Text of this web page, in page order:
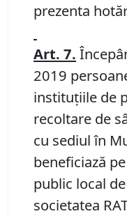
prezenta
Art. 7.
2019
instituţiile de
recoltare de
cu sediul în
beneficiază
public local
societatea